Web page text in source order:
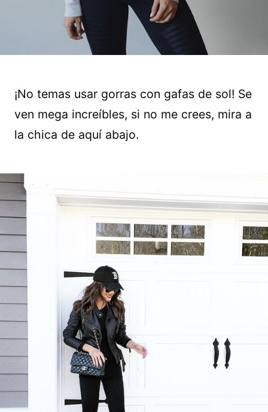
¡No temas usar gorras con gafas de sol! Se
ven mega increíbles, si no me crees, mira a
la chica de aquí abajo.